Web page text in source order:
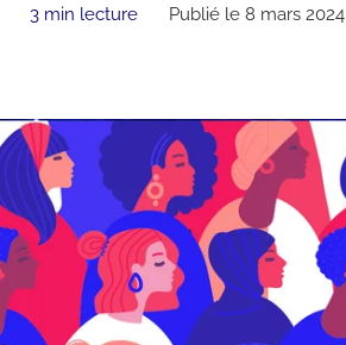
3 min lecture Publié le 8 mars 2024